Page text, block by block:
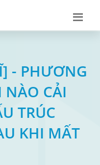
- PHƯƠNG
NÀO CẢI
TRÚC
KHI MẤT